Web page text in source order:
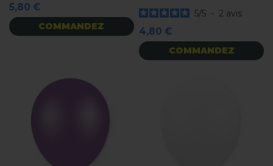
5,80 €
COMMANDEZ
5/5 - 2 avis
4,80 €
COMMANDEZ